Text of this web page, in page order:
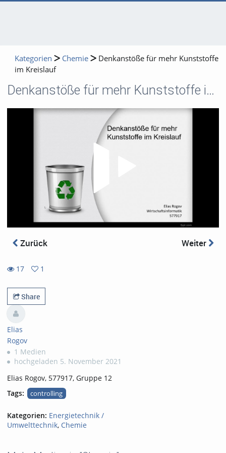
Kategorien Chemie
Denkanstöße für mehr Kunststoffe
im Kreislauf
Denkanstöße für mehr Kunststoffe im Kreislauf
Zurück Weiter
17
views
1
favorites
Share
Elias
Rogov
1 Medien
hochgeladen 5. November 2021
Elias Rogov, 577917, Gruppe 12
Tags:
controlling
Kategorien: Energietechnik /
Umwelttechnik, Chemie